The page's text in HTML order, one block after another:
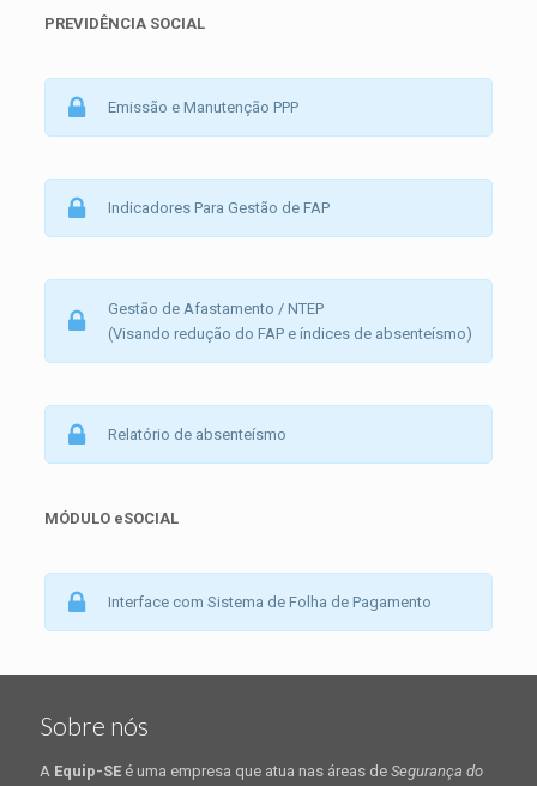
PREVIDÊNCIA SOCIAL
Emissão e Manutenção PPP
Indicadores Para Gestão de FAP
Gestão de Afastamento / NTEP
(Visando redução do FAP e índices de absenteísmo)
Relatório de absenteísmo
MÓDULO eSOCIAL
Interface com Sistema de Folha de Pagamento
Sobre nós
A Equip-SE é uma empresa que atua nas áreas de Segurança do